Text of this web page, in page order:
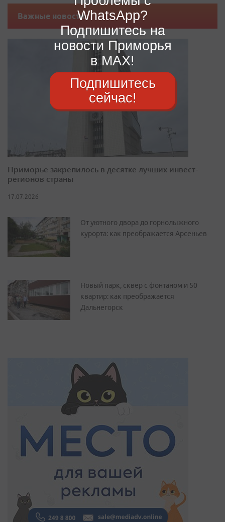
Важные новости
Приморье закрепилось в десятке лучших инвест-
регионов страны
17.07.2026
От уютного двора до горнолыжного
курорта: как преображается Арсеньев
Новый парк, сквер с фонтаном и 50
квартир: как преображается
Дальнегорск
WhatsApp?
Подпишитесь на
новости Приморья
в MAX!
Подпишитесь
сейчас!